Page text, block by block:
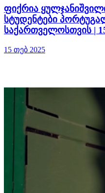
ფიქრია
სტუდენტები
საქართველოსთვის |
15 თებ 2025